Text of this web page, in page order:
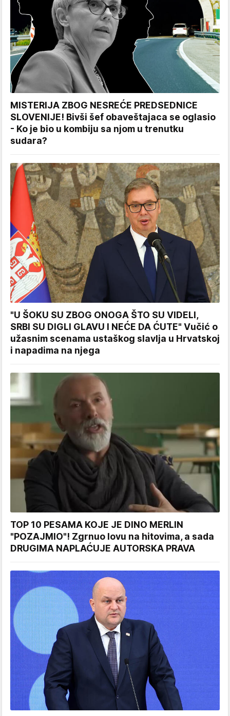
MISTERIJA ZBOG NESREĆE PREDSEDNICE
SLOVENIJE! Bivši šef obaveštajaca se oglasio
- Ko je bio u kombiju sa njom u trenutku
sudara?
"U ŠOKU SU ZBOG ONOGA ŠTO SU VIDELI,
SRBI SU DIGLI GLAVU I NEĆE DA ĆUTE" Vučić o
užasnim scenama ustaškog slavlja u Hrvatskoj
i napadima na njega
TOP 10 PESAMA KOJE JE DINO MERLIN
"POZAJMIO"! Zgrnuo lovu na hitovima, a sada
DRUGIMA NAPLAĆUJE AUTORSKA PRAVA